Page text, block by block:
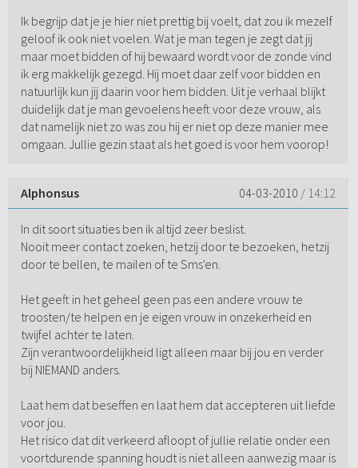
Ik begrijp dat je je hier niet prettig bij voelt, dat zou ik mezelf
geloof ik ook niet voelen. Wat je man tegen je zegt dat jij
maar moet bidden of hij bewaard wordt voor de zonde vind
ik erg makkelijk gezegd. Hij moet daar zelf voor bidden en
natuurlijk kun jij daarin voor hem bidden. Uit je verhaal blijkt
duidelijk dat je man gevoelens heeft voor deze vrouw, als
dat namelijk niet zo was zou hij er niet op deze manier mee
omgaan. Jullie gezin staat als het goed is voor hem voorop!
Alphonsus 04-03-2010 / 14:12
In dit soort situaties ben ik altijd zeer beslist.
Nooit meer contact zoeken, hetzij door te bezoeken, hetzij
door te bellen, te mailen of te Sms'en.
Het geeft in het geheel geen pas een andere vrouw te
troosten/te helpen en je eigen vrouw in onzekerheid en
twijfel achter te laten.
Zijn verantwoordelijkheid ligt alleen maar bij jou en verder
bij NIEMAND anders.
Laat hem dat beseffen en laat hem dat accepteren uit liefde
voor jou.
Het risico dat dit verkeerd afloopt of jullie relatie onder een
voortdurende spanning houdt is niet alleen aanwezig maar is